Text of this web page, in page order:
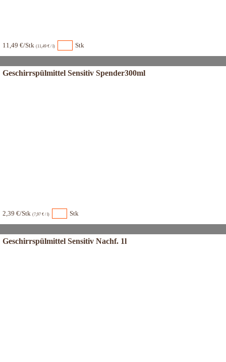
11,49 €/Stk (11,49 € / l) Stk
Geschirrspülmittel Sensitiv Spender300ml
2,39 €/Stk (7,97 € / l) Stk
Geschirrspülmittel Sensitiv Nachf. 1l